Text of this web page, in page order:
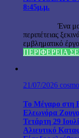
8:45μ.μ.
Ένα μαγικό
περιπέτειας
εμβληματικό
ΠΕΡΙΦΕΡΕΙΑ
21/07/2026
Το Μέγαρο στη
Ελεωνόρα
Τετάρτη 29
Αλιευτικό